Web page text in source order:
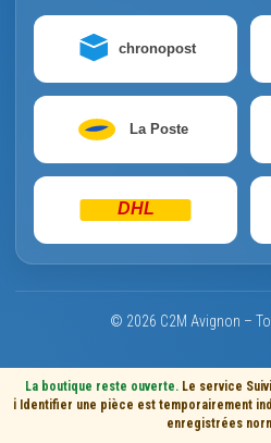
chronopost
La Poste
DHL
© 2026 C2M Avignon –
ℹ️
La boutique reste ouverte.Le service
Identifier une pièce est temporairement
enregistrées